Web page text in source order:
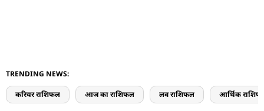
TRENDING NEWS:
करियर राशिफल आज का राशिफल लव राशिफल आर्थिक